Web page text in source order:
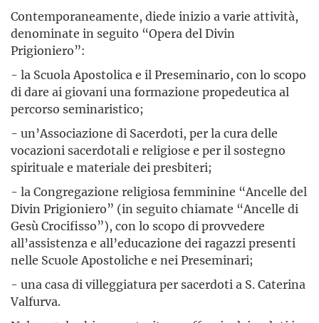
Contemporaneamente, diede inizio a varie attività,
denominate in seguito “Opera del Divin
Prigioniero”:
- la Scuola Apostolica e il Preseminario, con lo scopo
di dare ai giovani una formazione propedeutica al
percorso seminaristico;
- un’Associazione di Sacerdoti, per la cura delle
vocazioni sacerdotali e religiose e per il sostegno
spirituale e materiale dei presbiteri;
- la Congregazione religiosa femminine “Ancelle del
Divin Prigioniero” (in seguito chiamate “Ancelle di
Gesù Crocifisso”), con lo scopo di provvedere
all’assistenza e all’educazione dei ragazzi presenti
nelle Scuole Apostoliche e nei Preseminari;
- una casa di villeggiatura per sacerdoti a S. Caterina
Valfurva.